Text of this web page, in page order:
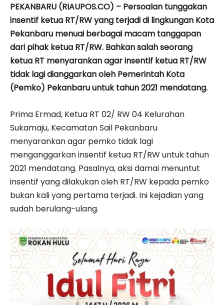
PEKANBARU (RIAUPOS.CO) – Persoalan tunggakan
insentif ketua RT/RW yang terjadi di lingkungan Kota
Pekanbaru menuai berbagai macam tanggapan
dari pihak ketua RT/RW. Bahkan salah seorang
ketua RT menyarankan agar insentif ketua RT/RW
tidak lagi dianggarkan oleh Pemerintah Kota
(Pemko) Pekanbaru untuk tahun 2021 mendatang.
Prima Ermad, Ketua RT 02/ RW 04 Kelurahan
Sukamaju, Kecamatan Sail Pekanbaru
menyarankan agar pemko tidak lagi
menganggarkan insentif ketua RT/RW untuk tahun
2021 mendatang. Pasalnya, aksi damai menuntut
insentif yang dilakukan oleh RT/RW kepada pemko
bukan kali yang pertama terjadi. Ini kejadian yang
sudah berulang-ulang.